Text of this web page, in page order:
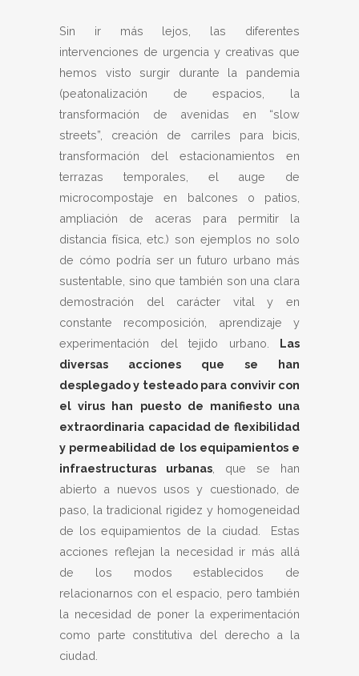
Sin ir más lejos, las diferentes
intervenciones de urgencia y creativas que
hemos visto surgir durante la pandemia
(peatonalización de espacios, la
transformación de avenidas en “slow
streets”, creación de carriles para bicis,
transformación del estacionamientos en
terrazas temporales, el auge de
microcompostaje en balcones o patios,
ampliación de aceras para permitir la
distancia física, etc.) son ejemplos no solo
de cómo podría ser un futuro urbano más
sustentable, sino que también son una clara
demostración del carácter vital y en
constante recomposición, aprendizaje y
experimentación del tejido urbano. Las
diversas acciones que se han
desplegado y testeado para convivir con
el virus han puesto de manifiesto una
extraordinaria capacidad de flexibilidad
y permeabilidad de los equipamientos e
infraestructuras urbanas , que se han
abierto a nuevos usos y cuestionado, de
paso, la tradicional rigidez y homogeneidad
de los equipamientos de la ciudad. Estas
acciones reflejan la necesidad ir más allá
de los modos establecidos de
relacionarnos con el espacio, pero también
la necesidad de poner la experimentación
como parte constitutiva del derecho a la
ciudad.